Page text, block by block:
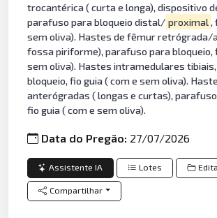
trocantérica ( curta e longa), dispositivo
parafuso para bloqueio distal/ proximal,
sem oliva). Hastes de fêmur retrógrada/
fossa piriforme), parafuso para bloqueio,
sem oliva). Hastes intramedulares
bloqueio, fio guia ( com e sem oliva).
anterógradas ( longas e curtas),
fio guia ( com e sem oliva).
Data do Pregão: 27/07/2026
Assistente IA Lotes
Compartilhar